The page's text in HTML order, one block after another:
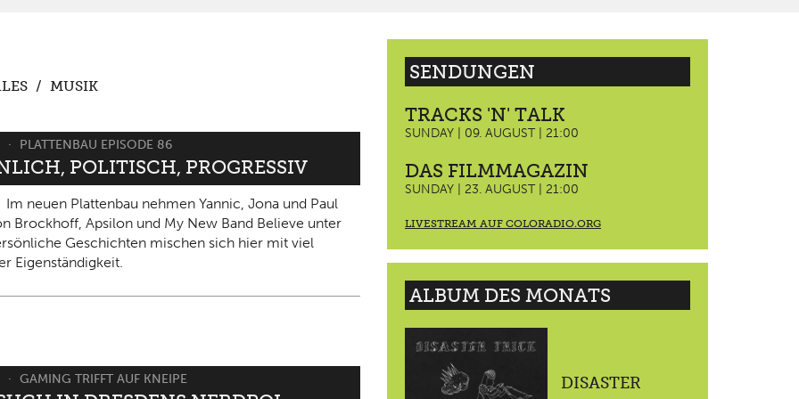
/ MUSIK
PLATTENBAU EPISODE 86
POLITISCH, PROGRESSIV
Im neuen Plattenbau nehmen Yannic, Jona und Paul
Brockhoff, Apsilon und My New Band Believe unter
Geschichten mischen sich hier mit viel
Eigenständigkeit.
GAMING TRIFFT AUF KNEIPE
SENDUNGEN
TRACKS 'N' TALK
SUNDAY | 09. AUGUST | 21:00
DAS FILMMAGAZIN
SUNDAY | 23. AUGUST | 21:00
LIVESTREAM AUF COLORADIO.ORG
ALBUM DES MONATS
DISASTER